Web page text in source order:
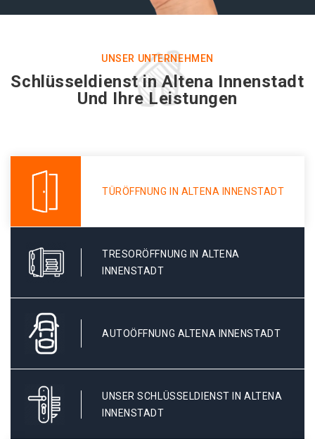
UNSER UNTERNEHMEN
Schlüsseldienst in Altena Innenstadt
Und Ihre Leistungen
TÜRÖFFNUNG IN ALTENA INNENSTADT
TRESORÖFFNUNG IN ALTENA
INNENSTADT
AUTOÖFFNUNG ALTENA INNENSTADT
UNSER SCHLÜSSELDIENST IN ALTENA
INNENSTADT